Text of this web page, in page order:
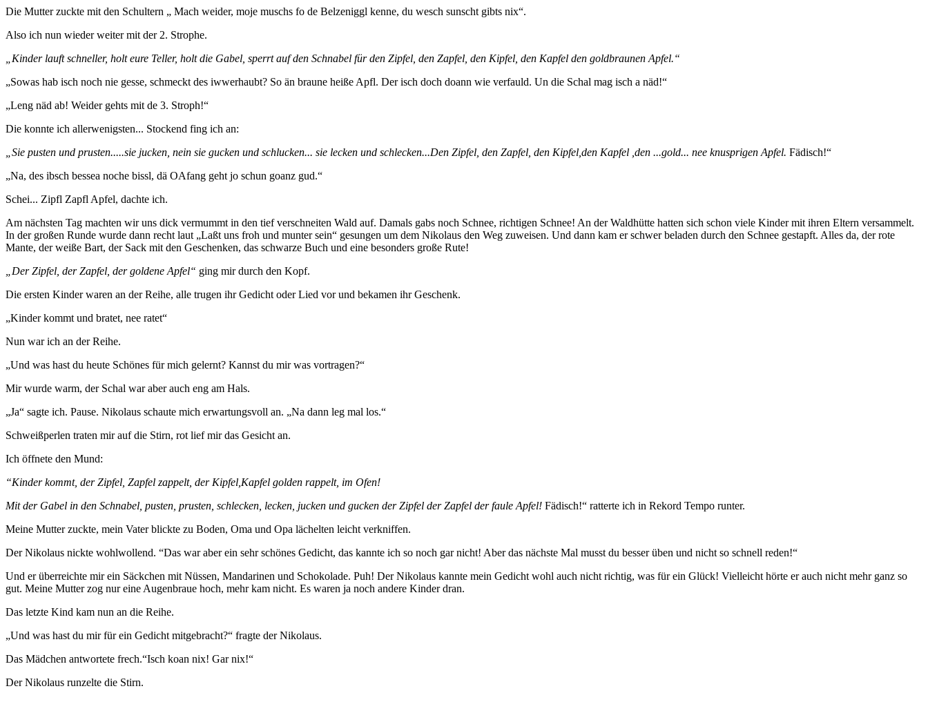
Die Mutter zuckte mit den Schultern „ Mach weider, moje muschs fo de Belzeniggl kenne, du wesch sunscht gibts nix“.
Also ich nun wieder weiter mit der 2. Strophe.
„Kinder lauft schneller, holt eure Teller, holt die Gabel, sperrt auf den Schnabel für den Zipfel, den Zapfel, den Kipfel, den Kapfel den goldbraunen Apfel.“
„Sowas hab isch noch nie gesse, schmeckt des iwwerhaubt? So än braune heiße Apfl. Der isch doch doann wie verfauld. Un die Schal mag isch a näd!“
„Leng näd ab! Weider gehts mit de 3. Stroph!“
Die konnte ich allerwenigsten... Stockend fing ich an:
„Sie pusten und prusten.....sie jucken, nein sie gucken und schlucken... sie lecken und schlecken...Den Zipfel, den Zapfel, den Kipfel,den Kapfel ,den ...gold... nee knusprigen Apfel. Fädisch!“
„Na, des ibsch bessea noche bissl, dä OAfang geht jo schun goanz gud.“
Schei... Zipfl Zapfl Apfel, dachte ich.
Am nächsten Tag machten wir uns dick vermummt in den tief verschneiten Wald auf. Damals gabs noch Schnee, richtigen Schnee! An der Waldhütte hatten sich schon viele Kinder mit ihren Eltern versammelt.
In der großen Runde wurde dann recht laut „Laßt uns froh und munter sein“ gesungen um dem Nikolaus den Weg zuweisen. Und dann kam er schwer beladen durch den Schnee gestapft. Alles da, der rote
Mante, der weiße Bart, der Sack mit den Geschenken, das schwarze Buch und eine besonders große Rute!
„Der Zipfel, der Zapfel, der goldene Apfel“ ging mir durch den Kopf.
Die ersten Kinder waren an der Reihe, alle trugen ihr Gedicht oder Lied vor und bekamen ihr Geschenk.
„Kinder kommt und bratet, nee ratet“
Nun war ich an der Reihe.
„Und was hast du heute Schönes für mich gelernt? Kannst du mir was vortragen?“
Mir wurde warm, der Schal war aber auch eng am Hals.
„Ja“ sagte ich. Pause. Nikolaus schaute mich erwartungsvoll an. „Na dann leg mal los.“
Schweißperlen traten mir auf die Stirn, rot lief mir das Gesicht an.
Ich öffnete den Mund:
“Kinder kommt, der Zipfel, Zapfel zappelt, der Kipfel,Kapfel golden rappelt, im Ofen!
Mit der Gabel in den Schnabel, pusten, prusten, schlecken, lecken, jucken und gucken der Zipfel der Zapfel der faule Apfel! Fädisch!“ ratterte ich in Rekord Tempo runter.
Meine Mutter zuckte, mein Vater blickte zu Boden, Oma und Opa lächelten leicht verkniffen.
Der Nikolaus nickte wohlwollend. “Das war aber ein sehr schönes Gedicht, das kannte ich so noch gar nicht! Aber das nächste Mal musst du besser üben und nicht so schnell reden!“
Und er überreichte mir ein Säckchen mit Nüssen, Mandarinen und Schokolade. Puh! Der Nikolaus kannte mein Gedicht wohl auch nicht richtig, was für ein Glück! Vielleicht hörte er auch nicht mehr ganz so
gut. Meine Mutter zog nur eine Augenbraue hoch, mehr kam nicht. Es waren ja noch andere Kinder dran.
Das letzte Kind kam nun an die Reihe.
„Und was hast du mir für ein Gedicht mitgebracht?“ fragte der Nikolaus.
Das Mädchen antwortete frech.“Isch koan nix! Gar nix!“
Der Nikolaus runzelte die Stirn.